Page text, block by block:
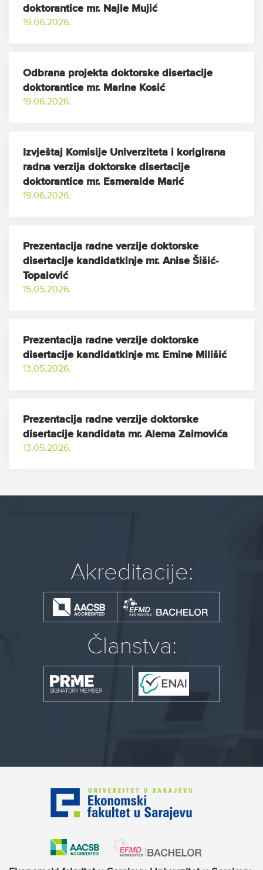
doktorantice mr. Najle Mujić
19.06.2026.
Odbrana projekta doktorske disertacije
doktorantice mr. Marine Kosić
19.06.2026.
Izvještaj Komisije Univerziteta i korigirana
radna verzija doktorske disertacije
doktorantice mr. Esmeralde Marić
19.06.2026.
Prezentacija radne verzije doktorske
disertacije kandidatkinje mr. Anise Šišić-
Topalović
15.05.2026.
Prezentacija radne verzije doktorske
disertacije kandidatkinje mr. Emine Milišić
13.05.2026.
Prezentacija radne verzije doktorske
disertacije kandidata mr. Alema Zaimovića
13.05.2026.
Akreditacije:
Članstva: